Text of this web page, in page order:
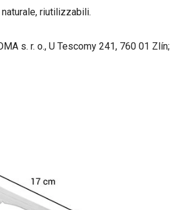
riutilizzabili.
s. r. o., U Tescomy 241, 760 01 Zlín;